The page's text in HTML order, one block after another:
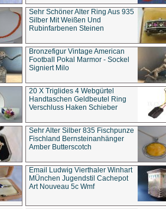
Sehr Schöner Alter Ring Aus 935
Silber Mit Weißen Und
Rubinfarbenen Steinen
Bronzefigur Vintage American
Football Pokal Marmor - Sockel
Signiert Milo
20 X Triglides 4 Webgürtel
Handtaschen Geldbeutel Ring
Verschluss Haken Schieber
Sehr Alter Silber 835 Fischpunze
Fischland Bernsteinanhänger
Amber Butterscotch
Email Ludwig Vierthaler Winhart
MÜnchen Jugendstil Cachepot
Art Nouveau 5c Wmf